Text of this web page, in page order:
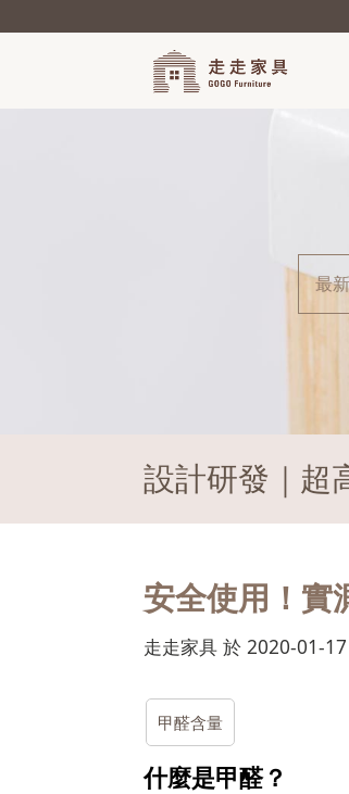
最
設計研發｜超
安全使用！實
走走家具 於 2020-01-
甲醛含量
什麼是甲醛？